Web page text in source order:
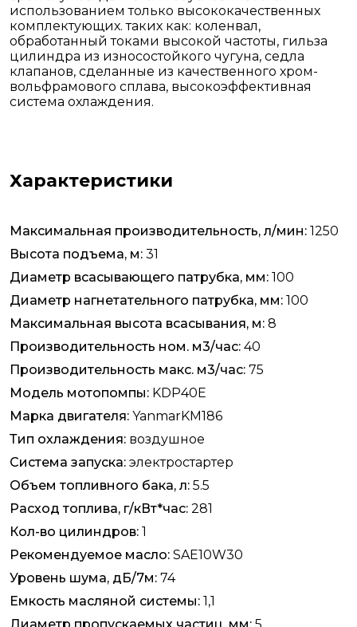
использованием только высококачественных
комплектующих. таких как: коленвал,
обработанный токами высокой частоты, гильза
цилиндра из износостойкого чугуна, седла
клапанов, сделанные из качественного хром-
вольфрамового сплава, высокоэффективная
система охлаждения.
Характеристики
Максимальная производительность, л/мин: 1250
Высота подъема, м: 31
Диаметр всасывающего патрубка, мм: 100
Диаметр нагнетательного патрубка, мм: 100
Максимальная высота всасывания, м: 8
Производительность ном. м3/час: 40
Производительность макс. м3/час: 75
Модель мотопомпы: KDP40E
Марка двигателя: YanmarKM186
Тип охлаждения: воздушное
Система запуска: электростартер
Объем топливного бака, л: 5.5
Расход топлива, г/кВт*час: 281
Кол-во цилиндров: 1
Рекомендуемое масло: SAE10W30
Уровень шума, дБ/7м: 74
Емкость масляной системы: 1,1